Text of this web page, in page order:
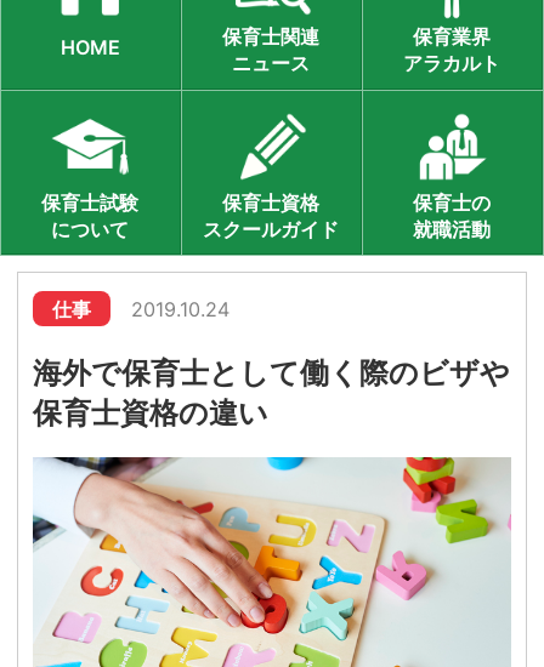
HOME
保育士関連
ニュース
保育業界
アラカルト
保育士試験
について
保育士資格
スクールガイド
保育士の
就職活動
仕事 2019.10.24
海外で保育士として働く際のビザや
保育士資格の違い